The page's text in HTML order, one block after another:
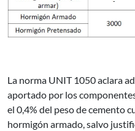
La norma UNIT 1050 aclara
aportado por los
el 0,4% del peso de cemento
hormigón armado, salvo